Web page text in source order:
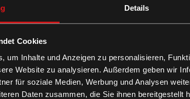
Details
Cookies
um Inhalte und Anzeigen zu personalisieren,
Website zu analysieren. Außerdem geben wir
für soziale Medien, Werbung und Analysen
Daten zusammen, die Sie ihnen bereitgestellt